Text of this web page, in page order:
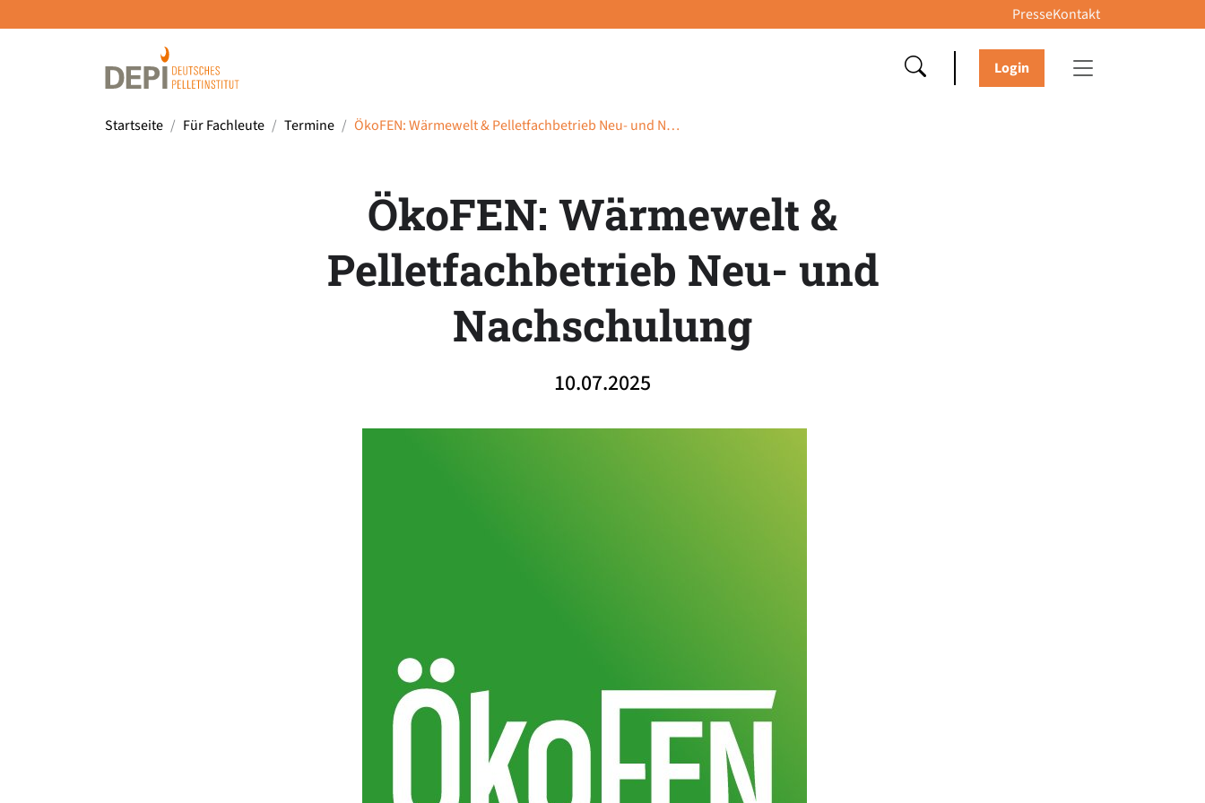
PresseKontakt
Login
Startseite Für Fachleute Termine ÖkoFEN: Wärmewelt & Pelletfachbetrieb Neu- und N…
ÖkoFEN: Wärmewelt &
Pelletfachbetrieb Neu- und
Nachschulung
10.07.2025